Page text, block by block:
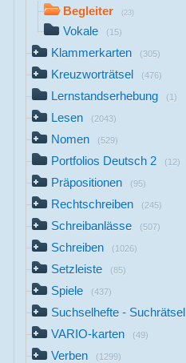
Begleiter (23)
Vokale (15)
Klammerkarten (305)
Kreuzworträtsel (476)
Lernstandserhebung (1)
Lesen (2043)
Nomen (529)
Portfolios Deutsch 2 (12)
Präpositionen (95)
Rechtschreiben (245)
Schreibanlässe (507)
Schreiben (1026)
Setzleiste (85)
Spiele (437)
Suchselhefte - Suchrätsel
VARIO-karten (49)
Verben (1299)